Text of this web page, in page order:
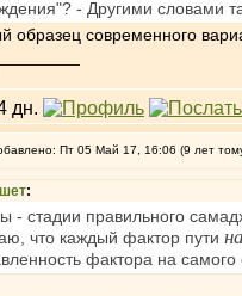
- Другими словами
образец современного
Пт 05 Май 17, 16:06 (9 лет
:
- стадии правильного
что каждый фактор пути
фактора на